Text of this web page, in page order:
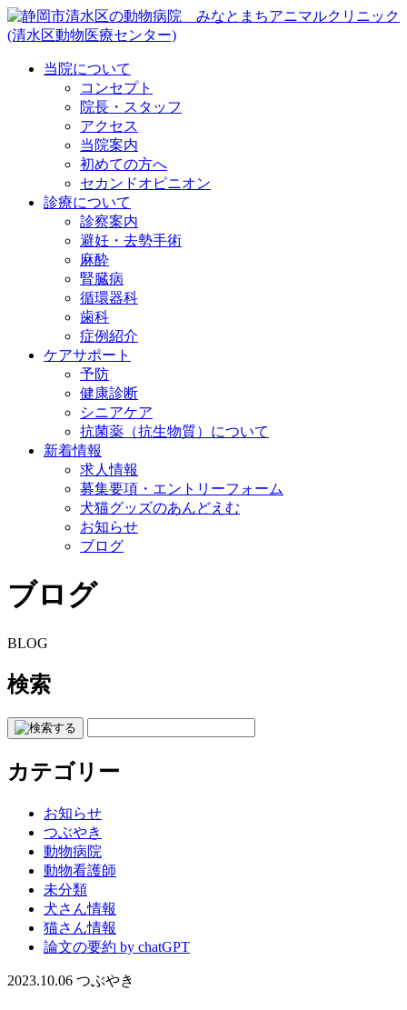
当院について
コンセプト
院長・スタッフ
アクセス
当院案内
初めての方へ
セカンドオピニオン
診療について
診察案内
避妊・去勢手術
麻酔
腎臓病
循環器科
歯科
症例紹介
ケアサポート
予防
健康診断
シニアケア
抗菌薬（抗生物質）について
新着情報
求人情報
募集要項・エントリーフォーム
犬猫グッズのあんどえむ
お知らせ
ブログ
ブログ
BLOG
検索
カテゴリー
お知らせ
つぶやき
動物病院
動物看護師
未分類
犬さん情報
猫さん情報
論文の要約 by chatGPT
2023.10.06 つぶやき